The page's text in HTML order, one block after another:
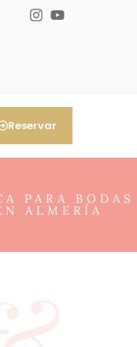
Reservar
PARA BODAS
ALMERÍA